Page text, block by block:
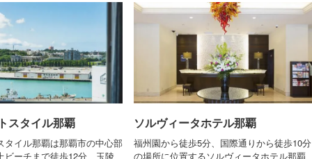
スタイル那覇
タイル那覇は那覇市の中心部
ビーチまで徒歩12分、玉陵
ソルヴィータホテル那覇
福州園から徒歩5分、国際通りから徒歩10分
の場所に位置するソルヴィータホテル那覇